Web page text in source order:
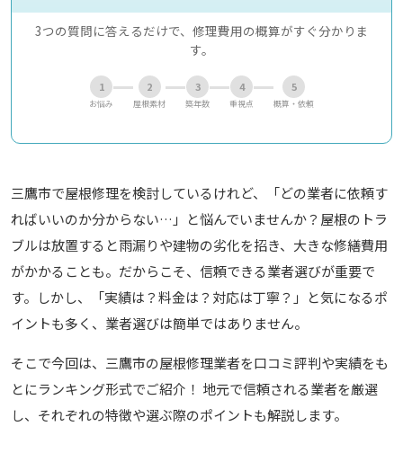
3つの質問に答えるだけで、修理費用の概算がすぐ分かりま
す。
1
お悩み
2
屋根素材
3
築年数
4
重視点
5
概算・依頼
三鷹市で屋根修理を検討しているけれど、「どの業者に依頼す
ればいいのか分からない…」と悩んでいませんか？屋根のトラ
ブルは放置すると雨漏りや建物の劣化を招き、大きな修繕費用
がかかることも。だからこそ、信頼できる業者選びが重要で
す。しかし、「実績は？料金は？対応は丁寧？」と気になるポ
イントも多く、業者選びは簡単ではありません。
そこで今回は、三鷹市の屋根修理業者を口コミ評判や実績をも
とにランキング形式でご紹介！ 地元で信頼される業者を厳選
し、それぞれの特徴や選ぶ際のポイントも解説します。